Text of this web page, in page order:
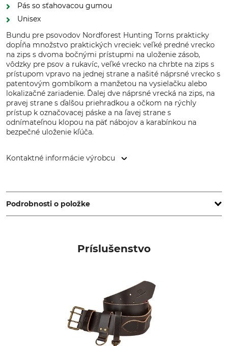
Pás so sťahovacou gumou
Unisex
Bundu pre psovodov Nordforest Hunting Torns prakticky
dopĺňa množstvo praktických vreciek: veľké predné vrecko
na zips s dvoma bočnými prístupmi na uloženie zásob,
vôdzky pre psov a rukavíc, veľké vrecko na chrbte na zips s
prístupom vpravo na jednej strane a našité náprsné vrecko s
patentovým gombíkom a manžetou na vysielačku alebo
lokalizačné zariadenie. Ďalej dve náprsné vrecká na zips, na
pravej strane s ďalšou priehradkou a očkom na rýchly
prístup k označovacej páske a na ľavej strane s
odnímateľnou klopou na päť nábojov a karabínkou na
bezpečné uloženie kľúča.
Kontaktné informácie výrobcu
www.grube.de
Podrobnosti o položke
Krmivo
100% Polyester
Pranie
Príslušenstvo